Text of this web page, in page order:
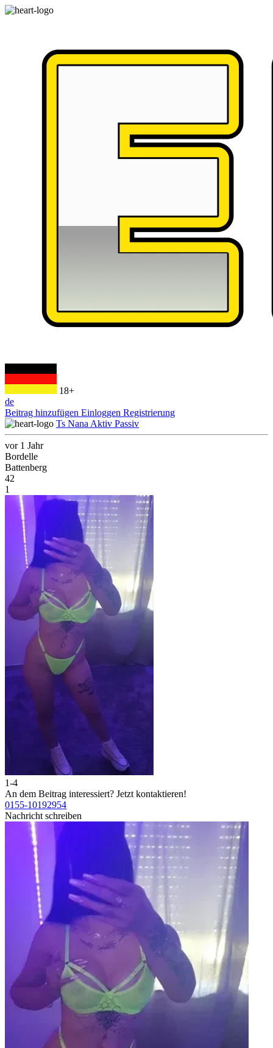
18+
de
Beitrag hinzufügen Einloggen Registrierung
Ts Nana Aktiv Passiv
vor 1 Jahr
Bordelle
Battenberg
42
1
1-4
An dem Beitrag interessiert? Jetzt kontaktieren!
0155-10192954
Nachricht schreiben